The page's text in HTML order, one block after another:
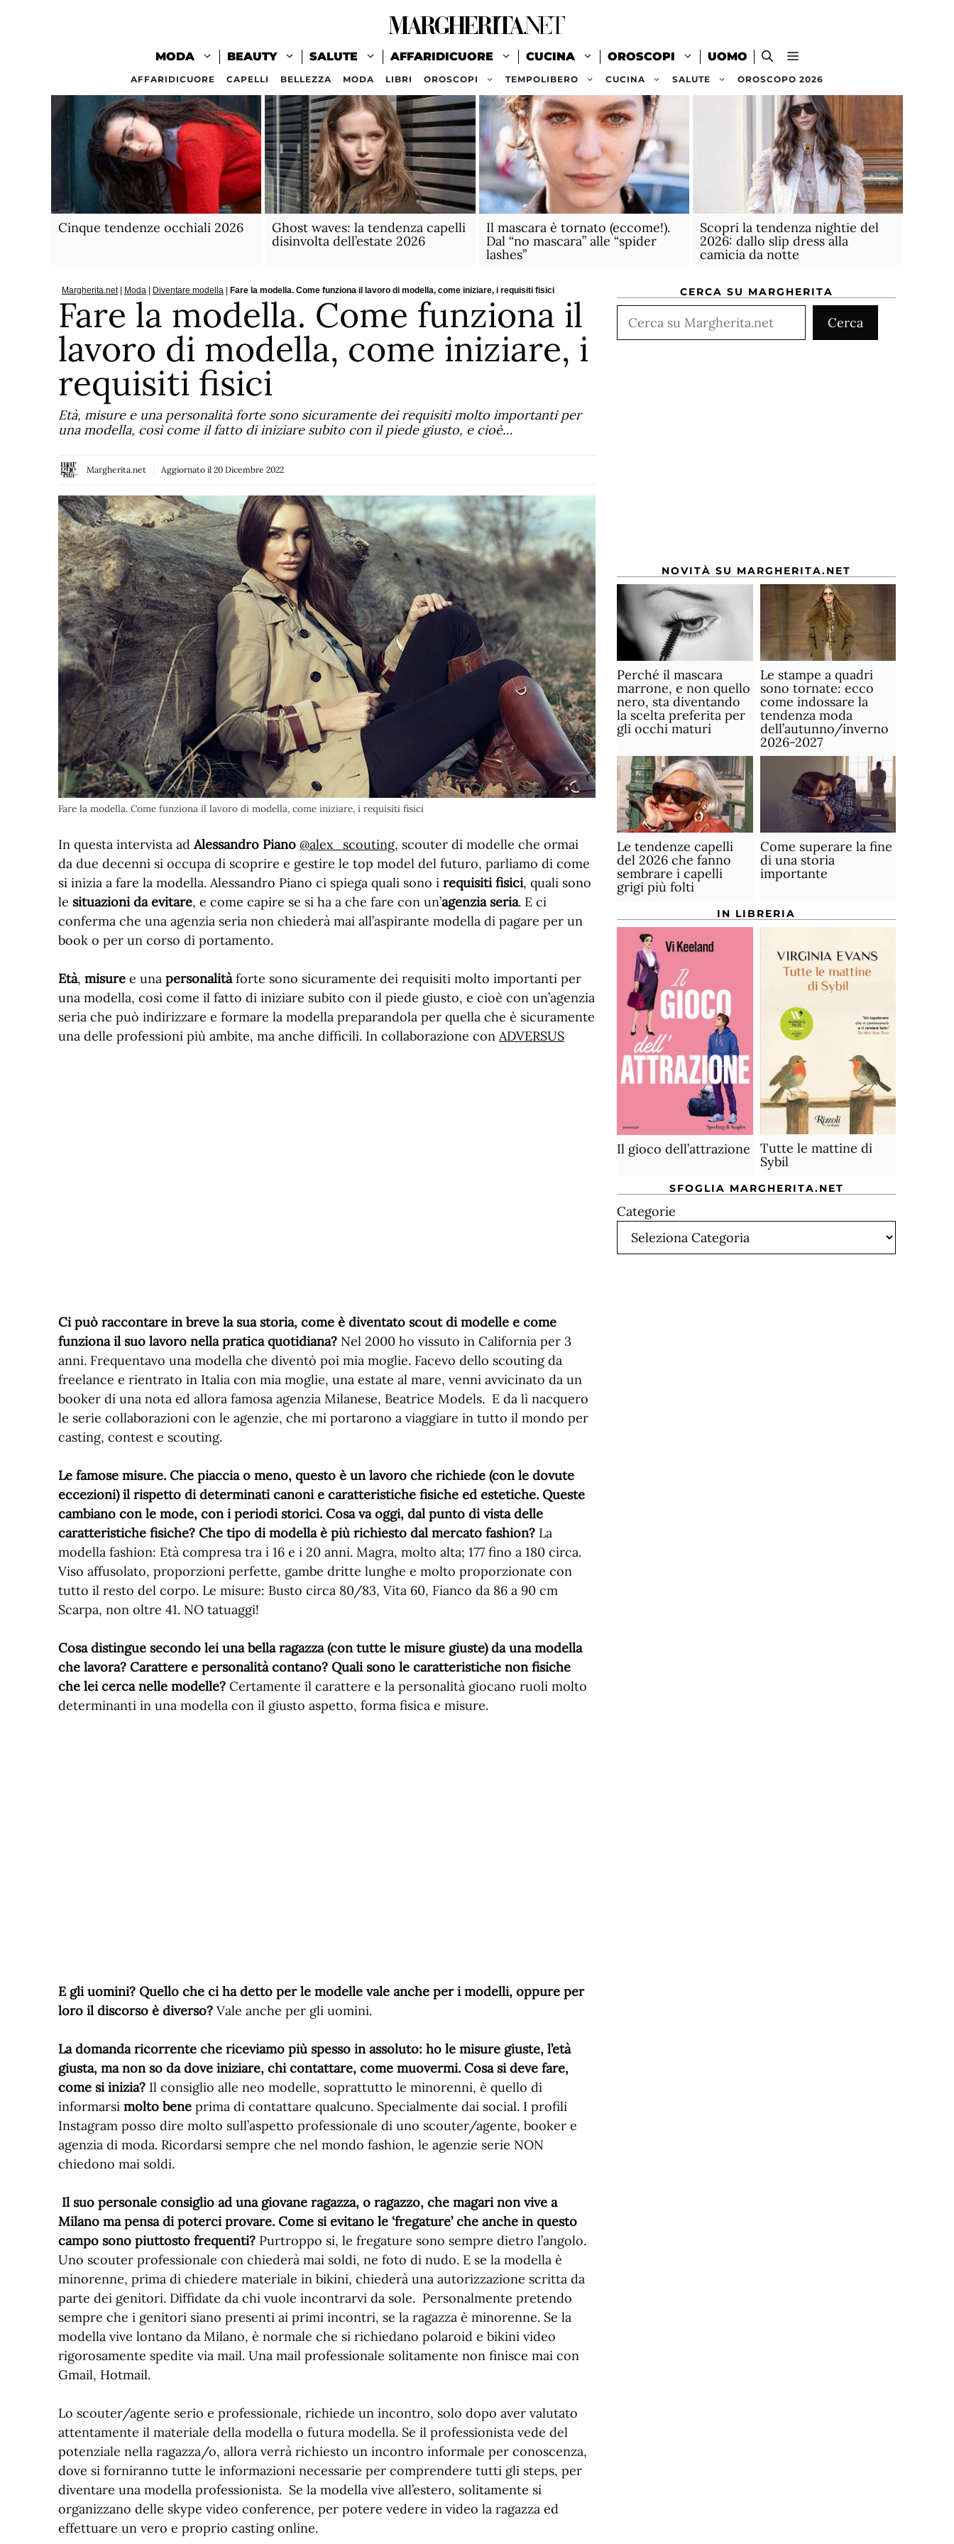
MODA BEAUTY SALUTE AFFARIDICUORE CUCINA OROSCOPI UOMO
AFFARIDICUORE CAPELLI BELLEZZA MODA LIBRI OROSCOPI TEMPOLIBERO CUCINA SALUTE OROSCOPO 2026
Cinque tendenze occhiali 2026
Ghost waves: la tendenza capelli
disinvolta dell’estate 2026
Il mascara è tornato (eccome!).
Dal “no mascara” alle “spider
lashes”
Scopri la tendenza nightie del
2026: dallo slip dress alla
camicia da notte
Margherita.net| Moda | Diventare modella | Fare la modella. Come funziona il lavoro di modella, come iniziare, i requisiti fisici
Fare la modella. Come funziona il
lavoro di modella, come iniziare, i
requisiti fisici
Età, misure e una personalità forte sono sicuramente dei requisiti molto importanti per
una modella, così come il fatto di iniziare subito con il piede giusto, e cioè…
Margherita.net Aggiornato il 20 Dicembre 2022
Fare la modella. Come funziona il lavoro di modella, come iniziare, i requisiti fisici
In questa intervista adAlessandro Piano @alex_scouting, scouter di modelle che ormai
da due decenni si occupa di scoprire e gestire le top model del futuro, parliamo di come
si inizia a fare la modella. Alessandro Piano ci spiega quali sono i requisiti fisici, quali sono
le situazioni da evitare, e come capire se si ha a che fare con un’agenzia seria. E ci
conferma che una agenzia seria non chiederà mai all’aspirante modella di pagare per un
book o per un corso di portamento.
Età, misure e una personalitàforte sono sicuramente dei requisiti molto importanti per
una modella, così come il fatto di iniziare subito con il piede giusto, e cioè con un’agenzia
seria che può indirizzare e formare la modella preparandola per quella che è sicuramente
una delle professioni più ambite, ma anche difficili. In collaborazione con ADVERSUS
Ci può raccontare in breve la sua storia, come è diventato scout di modelle e come
funziona il suo lavoro nella pratica quotidiana? Nel 2000 ho vissuto in California per 3
anni. Frequentavo una modella che diventò poi mia moglie. Facevo dello scouting da
freelance e rientrato in Italia con mia moglie, una estate al mare, venni avvicinato da un
booker di una nota ed allora famosa agenzia Milanese, Beatrice Models. E da lì nacquero
le serie collaborazioni con le agenzie, che mi portarono a viaggiare in tutto il mondo per
casting, contest e scouting.
Le famose misure. Che piaccia o meno, questo è un lavoro che richiede (con le dovute
eccezioni) il rispetto di determinati canoni e caratteristiche fisiche ed estetiche. Queste
cambiano con le mode, con i periodi storici. Cosa va oggi, dal punto di vista delle
caratteristiche fisiche? Che tipo di modella è più richiesto dal mercato fashion? La
modella fashion: Età compresa tra i 16 e i 20 anni. Magra, molto alta; 177 fino a 180 circa.
Viso affusolato, proporzioni perfette, gambe dritte lunghe e molto proporzionate con
tutto il resto del corpo. Le misure: Busto circa 80/83, Vita 60, Fianco da 86 a 90 cm
Scarpa, non oltre 41. NO tatuaggi!
Cosa distingue secondo lei una bella ragazza (con tutte le misure giuste) da una modella
che lavora? Carattere e personalità contano? Quali sono le caratteristiche non fisiche
che lei cerca nelle modelle? Certamente il carattere e la personalità giocano ruoli molto
determinanti in una modella con il giusto aspetto, forma fisica e misure.
E gli uomini? Quello che ci ha detto per le modelle vale anche per i modelli, oppure per
loro il discorso è diverso? Vale anche per gli uomini.
La domanda ricorrente che riceviamo più spesso in assoluto: ho le misure giuste, l’età
giusta, ma non so da dove iniziare, chi contattare, come muovermi. Cosa si deve fare,
come si inizia? Il consiglio alle neo modelle, soprattutto le minorenni, è quello di
informarsi molto bene prima di contattare qualcuno. Specialmente dai social. I profili
Instagram posso dire molto sull’aspetto professionale di uno scouter/agente, booker e
agenzia di moda. Ricordarsi sempre che nel mondo fashion, le agenzie serie NON
chiedono mai soldi.
Il suo personale consiglio ad una giovane ragazza, o ragazzo, che magari non vive a
Milano ma pensa di poterci provare. Come si evitano le ‘fregature’ che anche in questo
campo sono piuttosto frequenti? Purtroppo si, le fregature sono sempre dietro l’angolo.
Uno scouter professionale con chiederà mai soldi, ne foto di nudo. E se la modella è
minorenne, prima di chiedere materiale in bikini, chiederà una autorizzazione scritta da
parte dei genitori. Diffidate da chi vuole incontrarvi da sole. Personalmente pretendo
sempre che i genitori siano presenti ai primi incontri, se la ragazza è minorenne. Se la
modella vive lontano da Milano, è normale che si richiedano polaroid e bikini video
rigorosamente spedite via mail. Una mail professionale solitamente non finisce mai con
Gmail, Hotmail.
Lo scouter/agente serio e professionale, richiede un incontro, solo dopo aver valutato
attentamente il materiale della modella o futura modella. Se il professionista vede del
potenziale nella ragazza/o, allora verrà richiesto un incontro informale per conoscenza,
dove si forniranno tutte le informazioni necessarie per comprendere tutti gli steps, per
diventare una modella professionista. Se la modella vive all’estero, solitamente si
organizzano delle skype video conference, per potere vedere in video la ragazza ed
effettuare un vero e proprio casting online.
CERCA SU MARGHERITA
Cerca
Cerca
NOVITÀ SU MARGHERITA.NET
Perché il mascara
marrone, e non quello
nero, sta diventando
la scelta preferita per
gli occhi maturi
Le stampe a quadri
sono tornate: ecco
come indossare la
tendenza moda
dell’autunno/inverno
2026-2027
Le tendenze capelli
del 2026 che fanno
sembrare i capelli
grigi più folti
Come superare la fine
di una storia
importante
IN LIBRERIA
Il gioco dell’attrazione
Tutte le mattine di
Sybil
SFOGLIA MARGHERITA.NET
Categorie